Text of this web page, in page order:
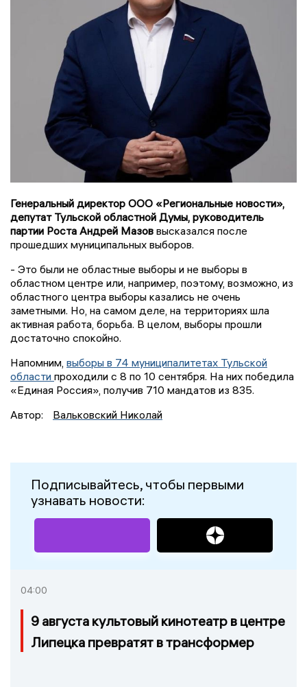
Генеральный директор ООО «Региональные новости»,
депутат Тульской областной Думы, руководитель
партии Роста Андрей Мазов высказался после
прошедших муниципальных выборов.
- Это были не областные выборы и не выборы в
областном центре или, например, поэтому, возможно, из
областного центра выборы казались не очень
заметными. Но, на самом деле, на территориях шла
активная работа, борьба. В целом, выборы прошли
достаточно спокойно.
Напомним, выборы в 74 муниципалитетах Тульской
области проходили с 8 по 10 сентября. На них победила
«Единая Россия», получив 710 мандатов из 835.
Автор:
Вальковский Николай
Подписывайтесь, чтобы первыми
узнавать новости:
04:00
9 августа культовый кинотеатр в центре
Липецка превратят в трансформер